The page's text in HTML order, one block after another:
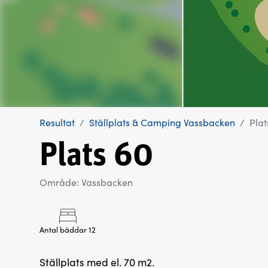
Resultat Ställplats & Camping Vassbacken
Plats 60
Område: Vassbacken
Antal bäddar 12
Ställplats med el. 70 m2.